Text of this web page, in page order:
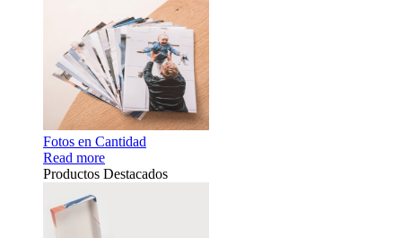
Fotos en Cantidad
Read more
Productos Destacados